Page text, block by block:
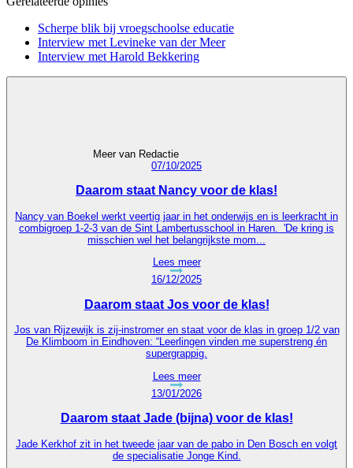
Scherpe blik bij vroegschoolse educatie
Interview met Levineke van der Meer
Interview met Harold Bekkering
Meer van Redactie
07/10/2025
Daarom staat Nancy voor de klas!
Nancy van Boekel werkt veertig jaar in het onderwijs en is leerkracht in
combigroep 1-2-3 van de Sint Lambertusschool in Haren. 'De kring is
misschien wel het belangrijkste mom...
Lees meer
16/12/2025
Daarom staat Jos voor de klas!
Jos van Rijzewijk is zij-instromer en staat voor de klas in groep 1/2 van
De Klimboom in Eindhoven: “Leerlingen vinden me superstreng én
supergrappig.
Lees meer
13/01/2026
Daarom staat Jade (bijna) voor de klas!
Jade Kerkhof zit in het tweede jaar van de pabo in Den Bosch en volgt
de specialisatie Jonge Kind.